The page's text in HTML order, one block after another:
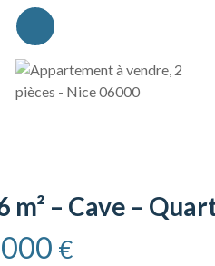
m² – Cave –
€